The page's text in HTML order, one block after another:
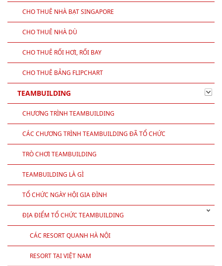
CHO THUÊ NHÀ BẠT SINGAPORE
CHO THUÊ NHÀ DÙ
CHO THUÊ RỐI HƠI, RỐI BAY
CHO THUÊ BẢNG FLIPCHART
TEAMBUILDING
CHƯƠNG TRÌNH TEAMBUILDING
CÁC CHƯƠNG TRÌNH TEAMBUILDING ĐÃ TỔ CHỨC
TRÒ CHƠI TEAMBUILDING
TEAMBUILDING LÀ GÌ
TỔ CHỨC NGÀY HỘI GIA ĐÌNH
ĐỊA ĐIỂM TỔ CHỨC TEAMBUILDING
CÁC RESORT QUANH HÀ NỘI
RESORT TẠI VIỆT NAM